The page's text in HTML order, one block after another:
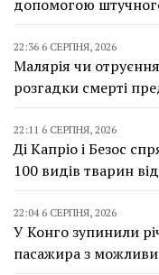
допомогою
22:36 6 СЕРПНЯ, 2026
Малярія чи
розгадки смерті
22:11 6 СЕРПНЯ, 2026
Ді Капріо і Безос
100 видів тварин
22:04 6 СЕРПНЯ, 2026
У Конго зупинили
пасажира з